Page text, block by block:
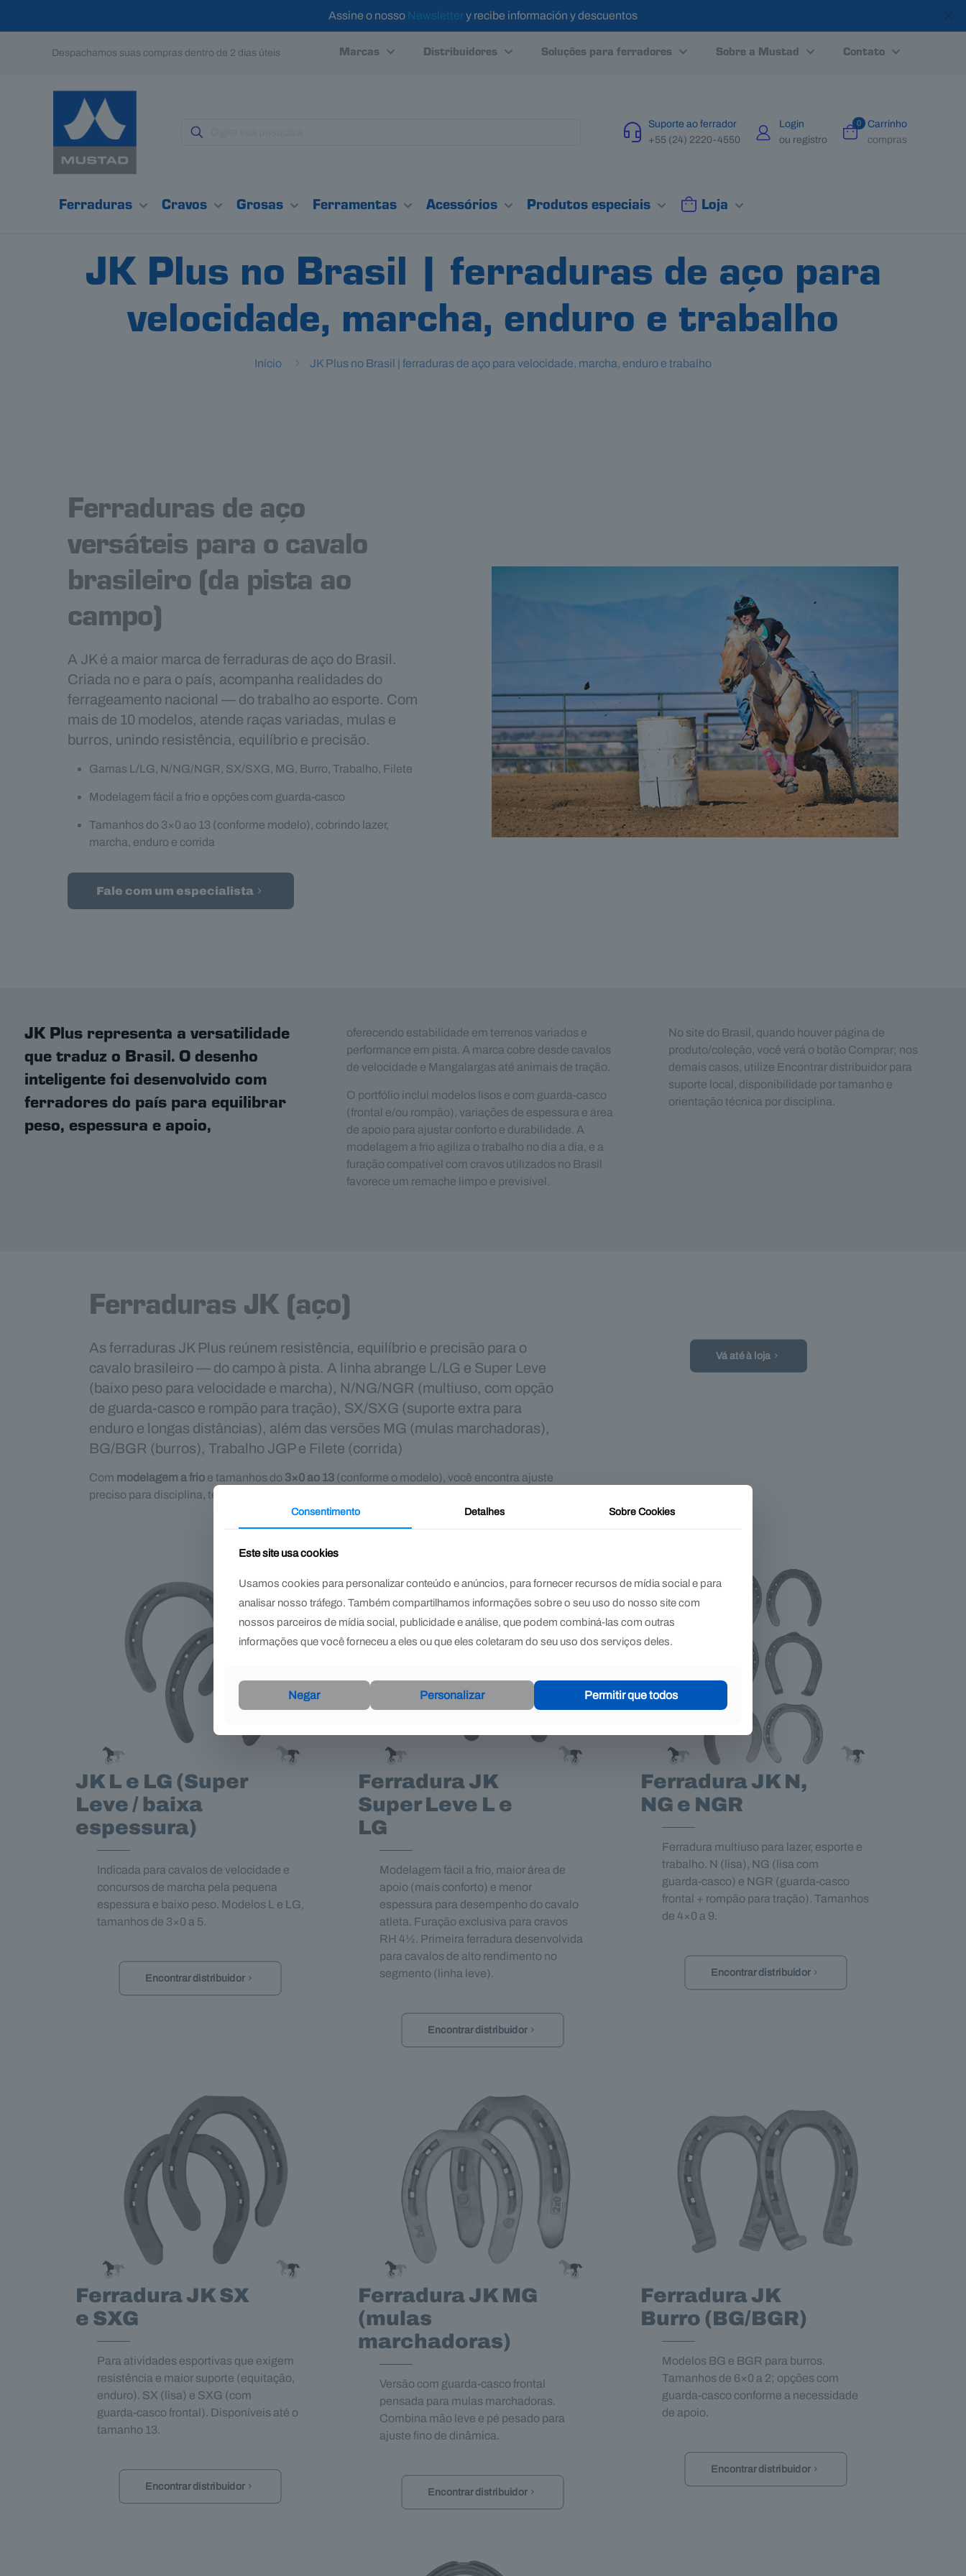
Assine o nosso Newslettery recibe información y descuentos
Despachamos suas compras dentro de 2 dias úteis Marcas Distribuidores Soluções para ferradores Sobre a Mustad Contato
Suporte ao ferrador
+55 (24) 2220-4550
Login
ou registro
0
Carrinho
compras
Ferraduras Cravos Grosas Ferramentas Acessórios Produtos especiais Loja
JK Plus no Brasil | ferraduras de aço para
velocidade, marcha, enduro e trabalho
Início JK Plus no Brasil | ferraduras de aço para velocidade, marcha, enduro e trabalho
Ferraduras de aço
versáteis para o cavalo
brasileiro (da pista ao
campo)
A JK é a maior marca de ferraduras de aço do Brasil.
Criada no e para o país, acompanha realidades do
ferrageamento nacional — do trabalho ao esporte. Com
mais de 10 modelos, atende raças variadas, mulas e
burros, unindo resistência, equilíbrio e precisão.
Gamas L/LG, N/NG/NGR, SX/SXG, MG, Burro, Trabalho, Filete
Modelagem fácil a frio e opções com guarda‑casco
Tamanhos do 3×0 ao 13 (conforme modelo), cobrindo lazer,
marcha, enduro e corrida
Fale com um especialista
JK Plus representa a versatilidade
que traduz o Brasil. O desenho
inteligente foi desenvolvido com
ferradores do país para equilibrar
peso, espessura e apoio,
oferecendo estabilidade em terrenos variados e
performance em pista. A marca cobre desde cavalos
de velocidade e Mangalargas até animais de tração.
O portfólio inclui modelos lisos e com guarda‑casco
(frontal e/ou rompão), variações de espessura e área
de apoio para ajustar conforto e durabilidade. A
modelagem a frio agiliza o trabalho no dia a dia, e a
furação compatível com cravos utilizados no Brasil
favorece um remache limpo e previsível.
No site do Brasil, quando houver página de
produto/coleção, você verá o botão Comprar; nos
demais casos, utilize Encontrar distribuidor para
suporte local, disponibilidade por tamanho e
orientação técnica por disciplina.
Ferraduras JK (aço)
As ferraduras JK Plus reúnem resistência, equilíbrio e precisão para o
cavalo brasileiro — do campo à pista. A linha abrange L/LG e Super Leve
(baixo peso para velocidade e marcha), N/NG/NGR (multiuso, com opção
de guarda-casco e rompão para tração), SX/SXG (suporte extra para
enduro e longas distâncias), além das versões MG (mulas marchadoras),
BG/BGR (burros), Trabalho JGP e Filete (corrida)
Com modelagem a frio e tamanhos do 3×0 ao 13 (conforme o modelo), você encontra ajuste
preciso para disciplina, terreno e rotina.
Vá até à loja
JK L e LG (Super
Leve / baixa
espessura)
Indicada para cavalos de velocidade e
concursos de marcha pela pequena
espessura e baixo peso. Modelos L e LG,
tamanhos de 3×0 a 5.
Encontrar distribuidor
Ferradura JK
Super Leve L e
LG
Modelagem fácil a frio, maior área de
apoio (mais conforto) e menor
espessura para desempenho do cavalo
atleta. Furação exclusiva para cravos
RH 4½. Primeira ferradura desenvolvida
para cavalos de alto rendimento no
segmento (linha leve).
Encontrar distribuidor
Ferradura JK N,
NG e NGR
Ferradura multiuso para lazer, esporte e
trabalho. N (lisa), NG (lisa com
guarda‑casco) e NGR (guarda‑casco
frontal + rompão para tração). Tamanhos
de 4×0 a 9.
Encontrar distribuidor
Ferradura JK SX
e SXG
Para atividades esportivas que exigem
resistência e maior suporte (equitação,
enduro). SX (lisa) e SXG (com
guarda‑casco frontal). Disponíveis até o
tamanho 13.
Encontrar distribuidor
Ferradura JK MG
(mulas
marchadoras)
Versão com guarda‑casco frontal
pensada para mulas marchadoras.
Combina mão leve e pé pesado para
ajuste fino de dinâmica.
Encontrar distribuidor
Ferradura JK
Burro (BG/BGR)
Modelos BG e BGR para burros.
Tamanhos de 6×0 a 2; opções com
guarda‑casco conforme a necessidade
de apoio.
Encontrar distribuidor
Consentimento Detalhes SobreCookies
Este site usa cookies
Usamos cookies para personalizar conteúdo e anúncios, para fornecer recursos de mídia social e para
analisar nosso tráfego. Também compartilhamos informações sobre o seu uso do nosso site com
nossos parceiros de mídia social, publicidade e análise, que podem combiná-las com outras
informações que você forneceu a eles ou que eles coletaram do seu uso dos serviços deles.
Negar Personalizar Permitir que todos